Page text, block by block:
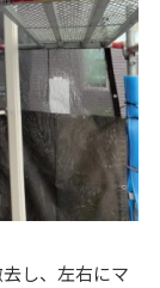
し、左右にマ